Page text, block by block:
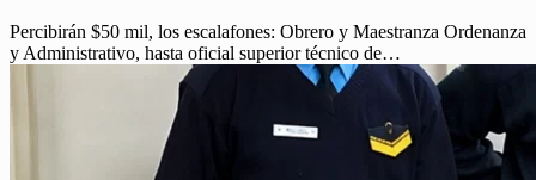
Percibirán $50 mil, los escalafones: Obrero y Maestranza Ordenanza
y Administrativo, hasta oficial superior técnico de…